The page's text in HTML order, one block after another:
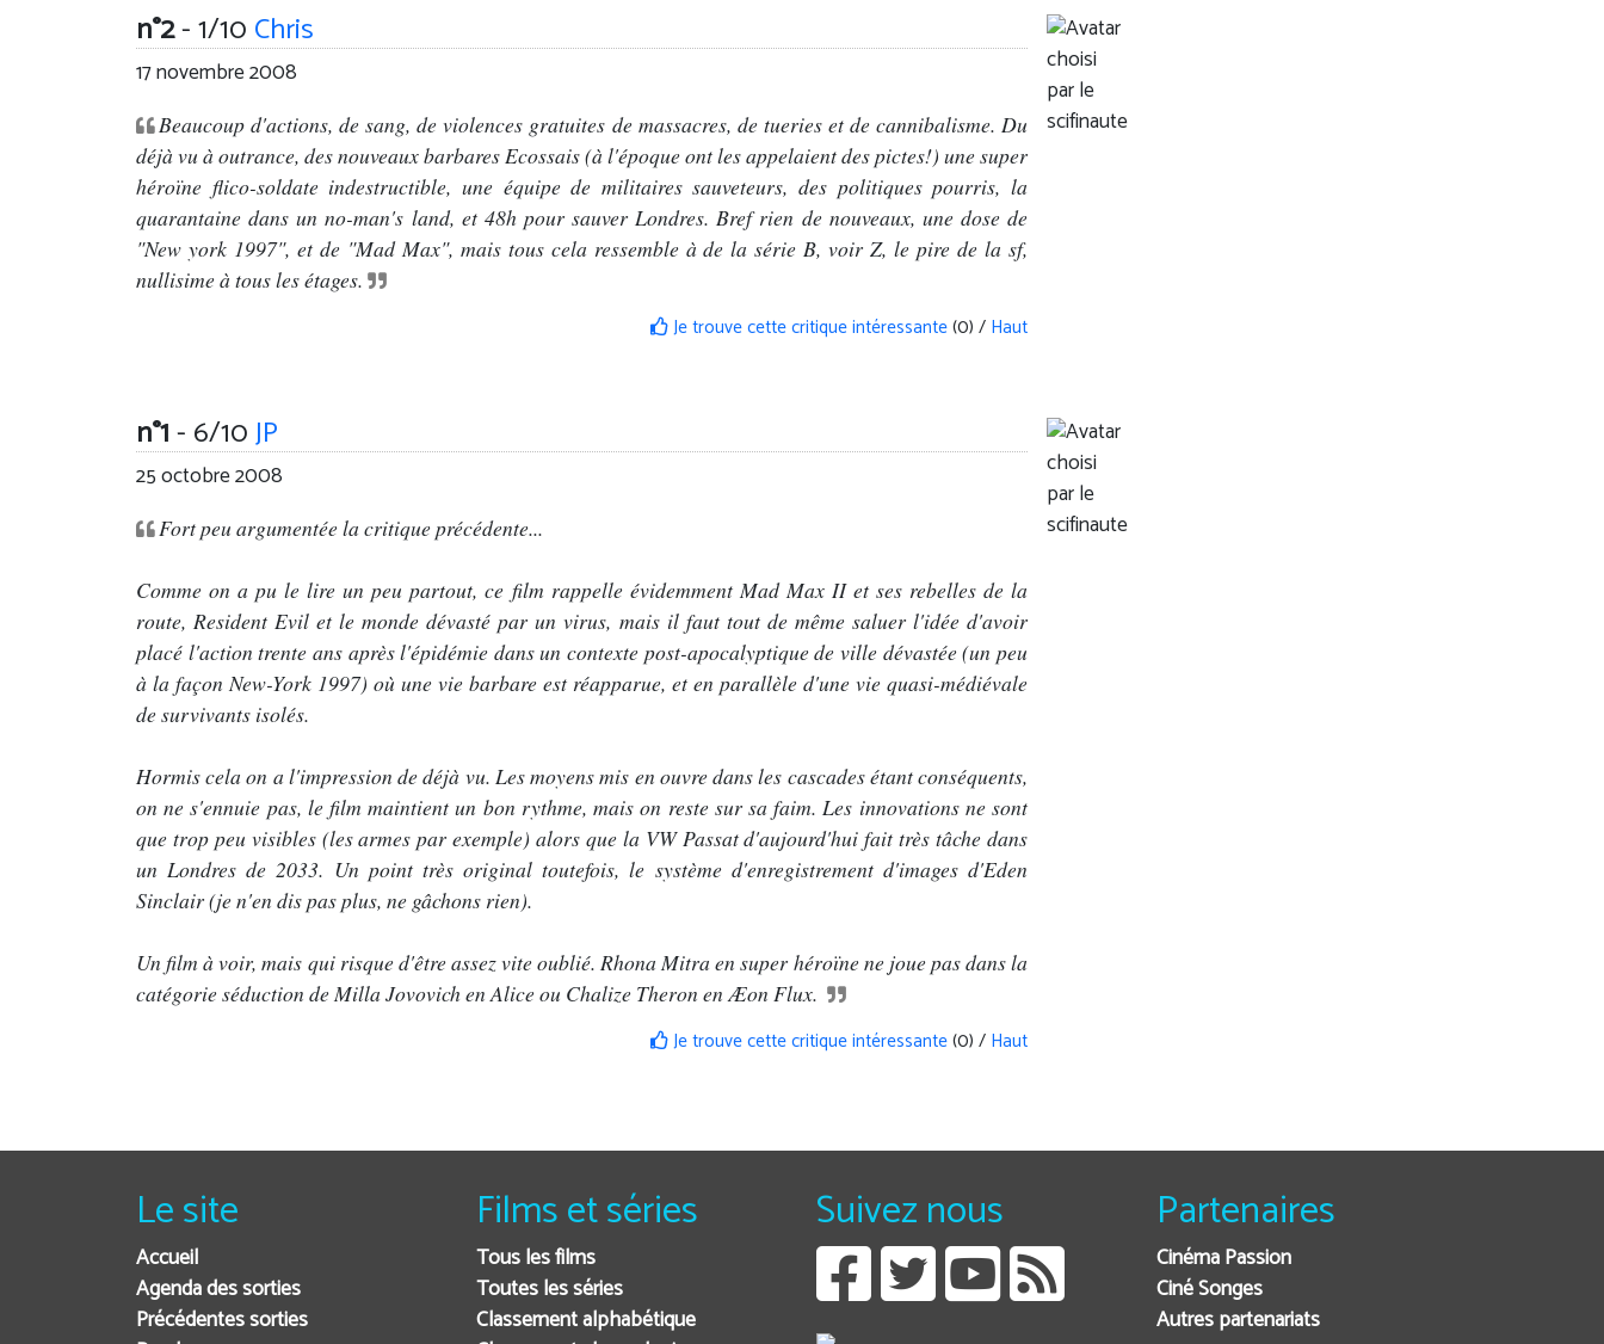
n°2- 1/10 Chris
17 novembre 2008
Beaucoup d'actions, de sang, de violences gratuites de massacres, de tueries et de cannibalisme. Du
déjà vu à outrance, des nouveaux barbares Ecossais (à l'époque ont les appelaient des pictes!) une super
héroïne flico-soldate indestructible, une équipe de militaires sauveteurs, des politiques pourris, la
quarantaine dans un no-man's land, et 48h pour sauver Londres. Bref rien de nouveaux, une dose de
"New york 1997", et de "Mad Max", mais tous cela ressemble à de la série B, voir Z, le pire de la sf,
nullisime à tous les étages.
Je trouve cette critique intéressante(0) / Haut
n°1- 6/10JP
25 octobre 2008
Fort peu argumentée la critique précédente...
Comme on a pu le lire un peu partout, ce film rappelle évidemment Mad Max II et ses rebelles de la
route, Resident Evil et le monde dévasté par un virus, mais il faut tout de même saluer l'idée d'avoir
placé l'action trente ans après l'épidémie dans un contexte post-apocalyptique de ville dévastée (un peu
à la façon New-York 1997) où une vie barbare est réapparue, et en parallèle d'une vie quasi-médiévale
de survivants isolés.
Hormis cela on a l'impression de déjà vu. Les moyens mis en ouvre dans les cascades étant conséquents,
on ne s'ennuie pas, le film maintient un bon rythme, mais on reste sur sa faim. Les innovations ne sont
que trop peu visibles (les armes par exemple) alors que la VW Passat d'aujourd'hui fait très tâche dans
un Londres de 2033. Un point très original toutefois, le système d'enregistrement d'images d'Eden
Sinclair (je n'en dis pas plus, ne gâchons rien).
Un film à voir, mais qui risque d'être assez vite oublié. Rhona Mitra en super héroïne ne joue pas dans la
catégorie séduction de Milla Jovovich en Alice ou Chalize Theron en Æon Flux.
Je trouve cette critique intéressante(0) / Haut
Le site
Accueil
Agenda des sorties
Précédentes sorties
Films et séries
Tous les films
Toutes les séries
Classement alphabétique
Suivez nous Partenaires
Cinéma Passion
Ciné Songes
Autres partenariats